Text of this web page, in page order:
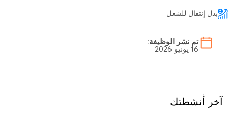
بدل إنتقال للشغل
تم نشر الوظيفة:
16 يونيو 2026
آخر أنشطتك